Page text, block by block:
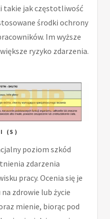
takie jak częstotliwość
środki ochrony
Im wyższe
ryzyko zdarzenia.
(S)
poziom szkód
zdarzenia
pracy. Ocenia się je
zdrowie lub życie
mienie, biorąc pod